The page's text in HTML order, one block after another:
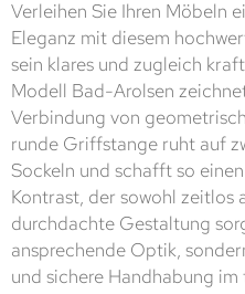
Verleihen Sie Ihren Möbeln
Eleganz mit diesem
sein klares und zugleich
Modell Bad-Arolsen
Verbindung von
runde Griffstange ruht auf
Sockeln und schafft so
Kontrast, der sowohl zeitlos
durchdachte Gestaltung
ansprechende Optik,
und sichere Handhabung